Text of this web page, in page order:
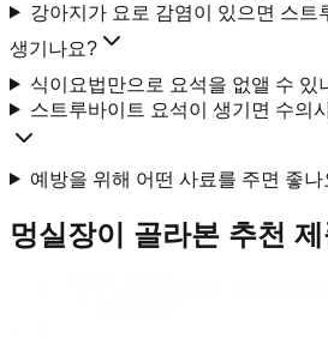
강아지가 요로 감염이 있으면 스트
생기나요?
식이요법만으로 요석을 없앨 수 있
스트루바이트 요석이 생기면 수의
예방을 위해 어떤 사료를 주면 좋나
멍실장이 골라본 추천